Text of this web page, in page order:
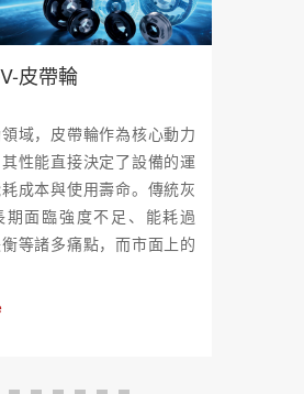
皮帶輪
域，皮帶輪作為核心動力
性能直接決定了設備的運
成本與使用壽命。傳統灰
期面臨強度不足、能耗過
等諸多痛點，而市面上的